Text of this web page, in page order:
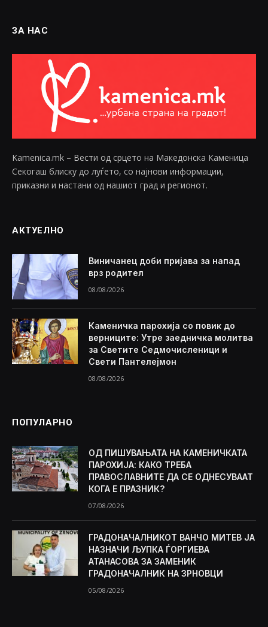
ЗА НАС
Kamenica.mk – Вести од срцето на Македонска Каменица
Секогаш блиску до луѓето, со најнови информации,
приказни и настани од нашиот град и регионот.
АКТУЕЛНО
Виничанец доби пријава за напад
врз родител
08/08/2026
Каменичка парохија со повик до
верниците: Утре заедничка молитва
за Светите Седмочисленици и
Свети Пантелејмон
08/08/2026
ПОПУЛАРНО
ОД ПИШУВАЊАТА НА КАМЕНИЧКАТА
ПАРОХИЈА: КАКО ТРЕБА
ПРАВОСЛАВНИТЕ ДА СЕ ОДНЕСУВААТ
КОГА Е ПРАЗНИК?
07/08/2026
ГРАДОНАЧАЛНИКОТ ВАНЧО МИТЕВ ЈА
НАЗНАЧИ ЉУПКА ЃОРГИЕВА
АТАНАСОВА ЗА ЗАМЕНИК
ГРАДОНАЧАЛНИК НА ЗРНОВЦИ
05/08/2026